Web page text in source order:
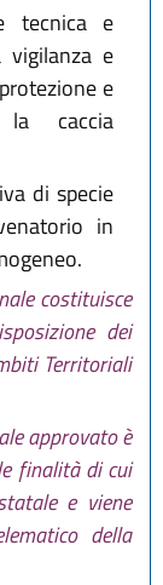
tecnica e
vigilanza e
e
caccia
di specie
in
costituisce
dei
Territoriali
approvato è
finalità di cui
e viene
della